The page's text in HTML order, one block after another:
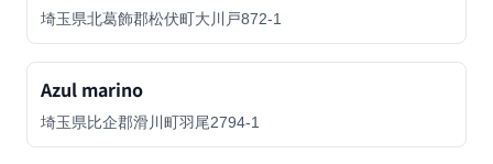
埼玉県北葛飾郡松伏町大川戸872-1
Azul marino
埼玉県比企郡滑川町羽尾2794-1